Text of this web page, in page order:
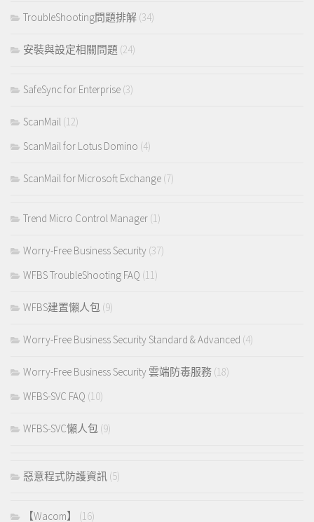
TroubleShooting問題排解 (34)
安裝與設定相關問題 (24)
SafeSync for Enterprise (3)
ScanMail (12)
ScanMail for Lotus Domino (4)
ScanMail for Microsoft Exchange (7)
Trend Micro Control Manager (1)
Worry-Free Business Security (37)
WFBS TroubleShooting FAQ (11)
WFBS建置懶人包 (9)
Worry-Free Business Security Standard & Advanced (4)
Worry-Free Business Security 雲端防毒服務 (18)
WFBS-SVC FAQ (10)
WFBS-SVC懶人包 (9)
惡意程式防護資訊 (5)
【Wacom】
(16)